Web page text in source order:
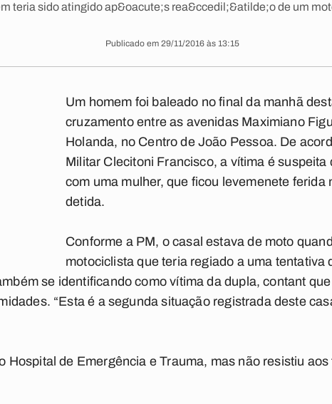
teria sido atingido ap&oacute;s rea&ccedil;&atilde;o de um
Publicado em 29/11/2016 às 13:15
Um homem foi baleado no final da manhã
cruzamento entre as avenidas Maximiano
Holanda, no Centro de João Pessoa. De
Militar Clecitoni Francisco, a vítima é
com uma mulher, que ficou levemenete ferida
detida.
Conforme a PM, o casal estava de moto
motociclista que teria regiado a uma tentativa
se identificando como vítima da dupla, contant
“Esta é a segunda situação registrada deste
Hospital de Emergência e Trauma, mas não resistiu